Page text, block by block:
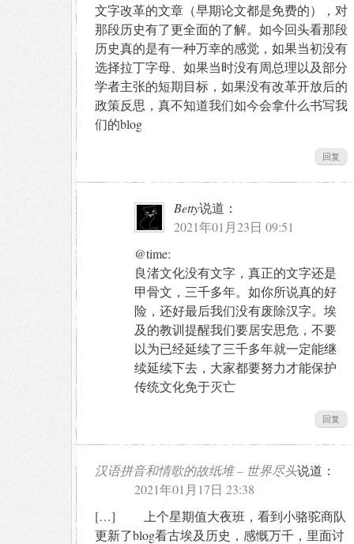
文字改革的文章（早期论文都是免费的），对
那段历史有了更全面的了解。如今回头看那段
历史真的是有一种万幸的感觉，如果当初没有
选择拉丁字母、如果当时没有周总理以及部分
学者主张的短期目标，如果没有改革开放后的
政策反思，真不知道我们如今会拿什么书写我
们的blog
回复
Betty说道：
2021年01月23日 09:51
@time:
良渚文化没有文字，真正的文字还是
甲骨文，三千多年。如你所说真的好
险，还好最后我们没有废除汉字。埃
及的教训提醒我们要居安思危，不要
以为已经延续了三千多年就一定能继
续延续下去，大家都要努力才能保护
传统文化免于灭亡
回复
汉语拼音和情歌的故纸堆 – 世界尽头说道：
2021年01月17日 23:38
[…] 上个星期值大夜班，看到小骆驼商队
更新了blog看古埃及历史，感慨万千，里面讨